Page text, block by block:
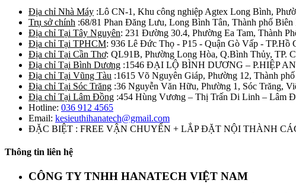
Địa chỉ Nhà Máy :Lô CN-1, Khu công nghiệp Agtex Long Bình,
Trụ sở chính :68/81 Phan Đăng Lưu, Long Bình Tân, Thành phố
Địa chỉ Tại Tây Nguyên: 231 Đường 30.4, Phường Ea Tam, Thành
Địa chỉ Tại TPHCM: 936 Lê Đức Thọ - P15 - Quận Gò Vấp - TP.Hồ
Địa chỉ Tại Cần Thơ: QL91B, Phường Long Hòa, Q.Bình Thủy, TP.
Địa chỉ Tại Bình Dương :1546 ĐẠI LỘ BÌNH DƯƠNG – P.HIỆP
Địa chỉ Tại Vũng Tàu :1615 Võ Nguyên Giáp, Phường 12, Thành
Địa chỉ Tại Sóc Trăng :36 Nguyễn Văn Hữu, Phường 1, Sóc Trăng,
Địa chỉ Tại Lâm Đồng :454 Hùng Vương – Thị Trấn Di Linh – Lâm
Hotline: 036 912 4565
Email: kesieuthihanatech@gmail.com
ĐẶC BIỆT : FREE VẬN CHUYỂN + LẮP ĐẶT NỘI THÀNH
Thông tin liên hệ
CÔNG TY TNHH HANATECH VIỆT NAM